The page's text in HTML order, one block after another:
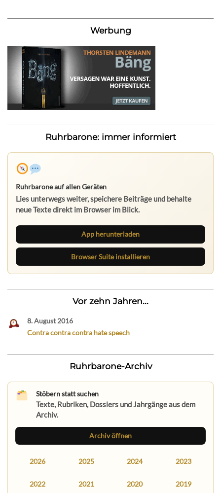
Werbung
Ruhrbarone: immer informiert
Ruhrbarone auf allen Geräten
Lies unterwegs weiter, speichere Beiträge und behalte
neue Texte direkt im Browser im Blick.
App herunterladen
Browser Suite installieren
Vor zehn Jahren...
8. August 2016
Contra contra contra hate speech
Ruhrbarone-Archiv
Stöbern statt suchen
Texte, Rubriken, Dossiers und Jahrgänge aus dem
Archiv.
Archiv öffnen
2026 2025 2024 2023
2022 2021 2020 2019